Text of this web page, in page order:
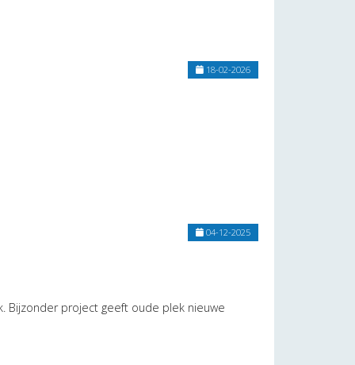
18-02-2026
04-12-2025
Bijzonder project geeft oude plek nieuwe